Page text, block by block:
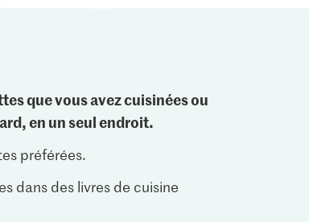
que vous avez cuisinées ou
en un seul endroit.
préférées.
dans des livres de cuisine